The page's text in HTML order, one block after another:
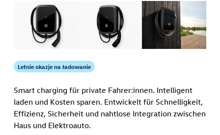
Letnie okazje na ładowanie
Smart charging für private Fahrer:innen. Intelligent
laden und Kosten sparen. Entwickelt für Schnelligkeit,
Effizienz, Sicherheit und nahtlose Integration zwischen
Haus und Elektroauto.